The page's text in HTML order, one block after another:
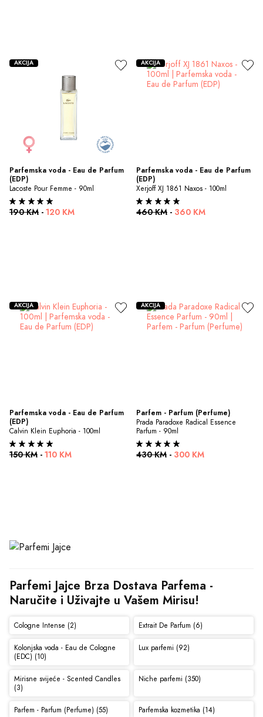
Parfemska voda - Eau de Parfum
(EDP)
Lacoste Pour Femme - 90ml
190 KM - 120 KM
AKCIJA
Parfemska voda - Eau de Parfum
(EDP)
Xerjoff XJ 1861 Naxos - 100ml
460 KM - 360 KM
AKCIJA
Parfemska voda - Eau de Parfum
(EDP)
Calvin Klein Euphoria - 100ml
150 KM - 110 KM
AKCIJA
Parfem - Parfum (Perfume)
Prada Paradoxe Radical Essence
Parfum - 90ml
430 KM - 300 KM
AKCIJA
Parfemi Jajce Brza Dostava Parfema -
Naručite i Uživajte u Vašem Mirisu!
Cologne Intense (2) Extrait De Parfum (6)
Kolonjska voda - Eau de Cologne
(EDC) (10)
Lux parfemi (92)
Mirisne svijeće - Scented Candles
(3)
Niche parfemi (350)
Parfem - Parfum (Perfume) (55) Parfemska kozmetika (14)